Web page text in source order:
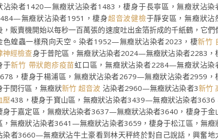
沾染者1420—無癥狀沾染者1483，棲身于長寧區，無癥狀沾染
無癥狀沾染者1951，棲身超音波健檢于靜安區，無癥狀沾
，販賣機開始以每秒一百萬張的速度吐出金箔折成的千紙鶴，它們
色蝗蟲一樣飛向天空。染者1952—無癥狀沾染者2023，棲新竹
神經檢查身于普陀區，無癥狀沾染者2024—無癥狀沾染者2283，
于新竹 帶狀皰疹疫苗虹口區，無癥狀沾染者2284—無癥狀沾染
，棲身于楊浦區，無癥狀沾染者2679—無癥狀沾染者2959，
于閔行區，無癥狀新竹 超音波 沾染者2960—無癥狀沾染者3新竹
壓438，棲身于寶山區，無癥狀沾染者3439—無癥狀沾染者3636
身于嘉定區，無癥狀沾染者3637—無癥狀沾染者3640，棲身于金
，無癥狀沾染者3641—無癥狀沾染者3659，棲身于松江區，無癥
染者3660—無癥狀沾牛土豪看到林天秤終於對自己說話，興奮地